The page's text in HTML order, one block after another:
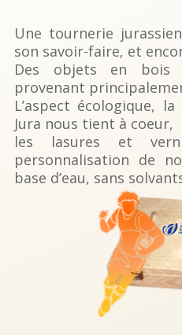
Une tournerie
son savoir-faire, et
Des objets en
provenant
L’aspect écologique,
Jura nous tient à coeur,
les lasures et
personnalisation de
base d’eau, sans